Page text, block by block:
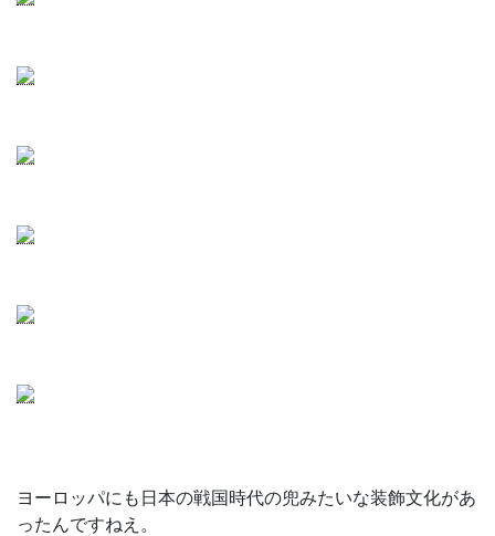
ヨーロッパにも日本の戦国時代の兜みたいな装飾文化があ
ったんですねえ。